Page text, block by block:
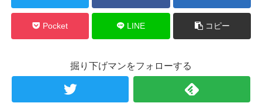
Pocket LINE コピー
掘り下げマンをフォローする